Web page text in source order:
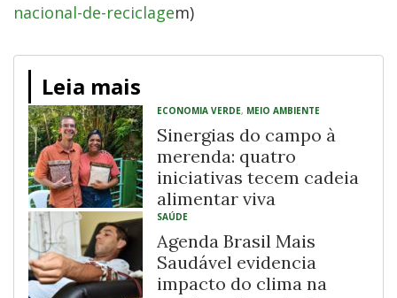
nacional-de-reciclagem)
Leia mais
ECONOMIA VERDE, MEIO AMBIENTE
Sinergias do campo à
merenda: quatro
iniciativas tecem cadeia
alimentar viva
SAÚDE
Agenda Brasil Mais
Saudável evidencia
impacto do clima na